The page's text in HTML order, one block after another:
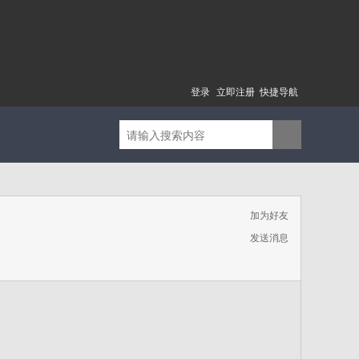
快捷导航
登录 立即注册
加为好友
发送消息